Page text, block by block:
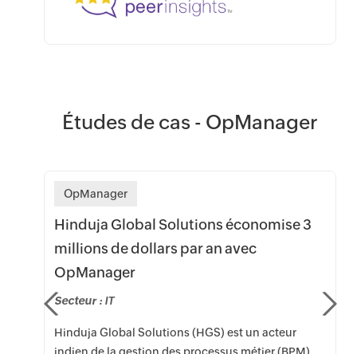
Études de cas - OpManager
OpManager
Hinduja Global Solutions économise 3
millions de dollars par an avec
OpManager
Secteur : IT
Hinduja Global Solutions (HGS) est un acteur